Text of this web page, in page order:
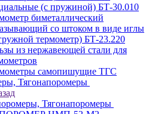
(с пружиной) БТ-30.010
биметаллический
со штоком в виде иглы
термометр) БТ-23.220
из нержавеющей стали для
самопишущие ТГС
Тягонапоромеры
Тягонапоромеры